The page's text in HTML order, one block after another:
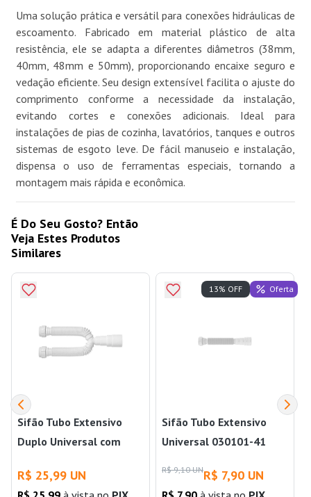
Uma solução prática e versátil para conexões hidráulicas de
escoamento. Fabricado em material plástico de alta
resistência, ele se adapta a diferentes diâmetros (38mm,
40mm, 48mm e 50mm), proporcionando encaixe seguro e
vedação eficiente. Seu design extensível facilita o ajuste do
comprimento conforme a necessidade da instalação,
evitando cortes e conexões adicionais. Ideal para
instalações de pias de cozinha, lavatórios, tanques e outros
sistemas de esgoto leve. De fácil manuseio e instalação,
dispensa o uso de ferramentas especiais, tornando a
montagem mais rápida e econômica.
É Do Seu Gosto? Então
Veja Estes Produtos
Similares
Sifão Tubo Extensivo
Duplo Universal com
R$ 25,99 UN
Sifão Tubo Extensivo
Universal 030101-41
R$ 9,10 UNR$ 7,90 UN
13% OFF Oferta